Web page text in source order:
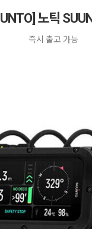
노틱
즉시 출고 가능